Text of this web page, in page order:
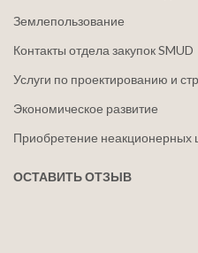
Землепользование
Контакты отдела закупок SMUD
Услуги по проектированию и
Экономическое развитие
Приобретение неакционерных
ОСТАВИТЬ ОТЗЫВ